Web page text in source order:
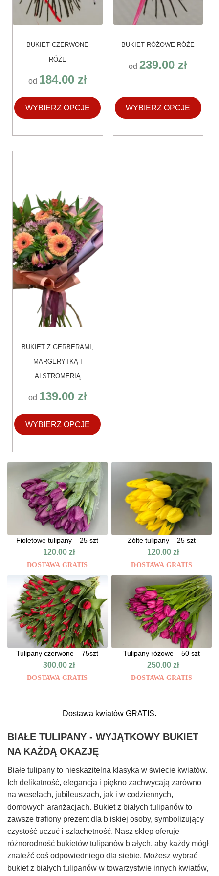
BUKIET CZERWONE
RÓŻE
od 184.00 zł
WYBIERZ OPCJE
BUKIET RÓŻOWE RÓŻE
od239.00 zł
WYBIERZ OPCJE
BUKIET Z GERBERAMI,
MARGERYTKĄ I
ALSTROMERIĄ
od 139.00 zł
WYBIERZ OPCJE
wiele
wariantów.
Opcje
można
wybrać
na
stronie
produktu
Fioletowe tulipany – 25 szt
120.00 zł
DOSTAWA GRATIS
Żółte tulipany – 25 szt
120.00zł
DOSTAWA GRATIS
Tulipany czerwone – 75szt
300.00 zł
DOSTAWA GRATIS
Tulipany różowe – 50 szt
250.00zł
DOSTAWA GRATIS
Dostawa kwiatów GRATIS.
BIAŁE TULIPANY - WYJĄTKOWY BUKIET
NA KAŻDĄ OKAZJĘ
Białe tulipany to nieskazitelna klasyka w świecie kwiatów.
Ich delikatność, elegancja i piękno zachwycają zarówno
na weselach, jubileuszach, jak i w codziennych,
domowych aranżacjach. Bukiet z białych tulipanów to
zawsze trafiony prezent dla bliskiej osoby, symbolizujący
czystość uczuć i szlachetność. Nasz sklep oferuje
różnorodność bukietów tulipanów białych, aby każdy mógł
znaleźć coś odpowiedniego dla siebie. Możesz wybrać
bukiet z białych tulipanów w towarzystwie innych kwiatów,